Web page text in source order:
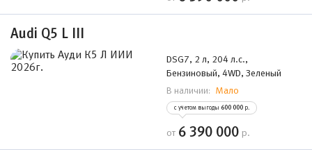
Audi Q5 L III
DSG7, 2 л, 204 л.с.,
Бензиновый, 4WD, Зеленый
В наличии: Мало
с учетом выгоды 600 000 р.
от 6 390 000 р.